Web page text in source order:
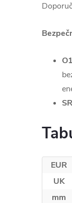
O1
EUR
UK
mm